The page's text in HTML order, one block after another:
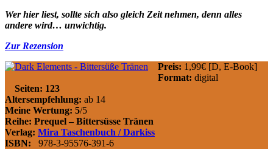
Wer hier liest, sollte sich also gleich Zeit nehmen, denn alles
andere wird… unwichtig.
Zur Rezension
Preis: 1,99€ [D, E-Book]
Format: digital
Seiten: 123
Altersempfehlung: ab 14
Meine Wertung: 5/5
Reihe: Prequel – Bittersüsse Tränen
Verlag: Mira Taschenbuch / Darkiss
ISBN: 978-3-95576-391-6